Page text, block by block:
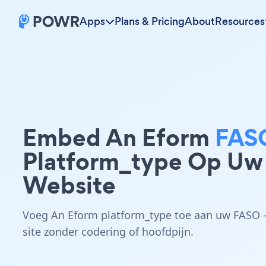
Apps Plans & PricingAboutResources
Embed An Eform
Platform_type Op Uw
Website
Voeg An Eform platform_type toe aan uw FASO -
site zonder codering of hoofdpijn.